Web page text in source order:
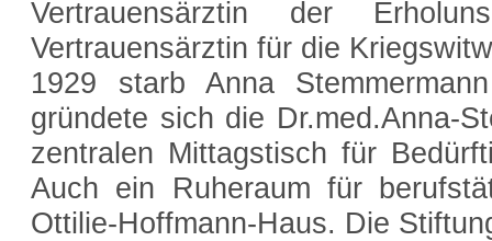
Vertrauensärztin der
Vertrauensärztin für die
1929 starb Anna
gründete sich die Dr.med.Anna-
zentralen Mittagstisch für
Auch ein Ruheraum für
Ottilie-Hoffmann-Haus. Die